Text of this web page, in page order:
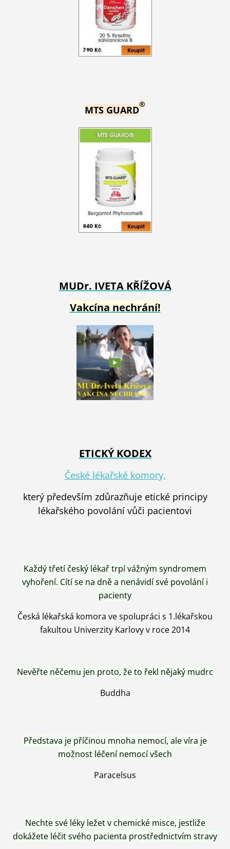
MTS GUARD®
MUDr. IVETA KŘÍŽOVÁ
Vakcína nechrání!
ETICKÝ KODEX
České lékařské komory,
který především zdůrazňuje etické principy
lékařského povolání vůči pacientovi
Každý třetí český lékař trpí vážným syndromem
vyhoření. Cítí se na dně a nenávidí své povolání i
pacienty
Česká lékařská komora ve spolupráci s 1.lékařskou
fakultou Univerzity Karlovy v roce 2014
Nevěřte něčemu jen proto, že to řekl nějaký mudrc
Buddha
Představa je příčinou mnoha nemocí, ale víra je
možnost léčení nemocí všech
Paracelsus
Nechte své léky ležet v chemické misce, jestliže
dokážete léčit svého pacienta prostřednictvím stravy